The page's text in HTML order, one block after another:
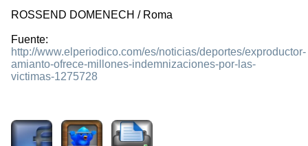
ROSSEND DOMENECH / Roma
Fuente:
http://www.elperiodico.com/es/noticias/deportes/exproductor-
amianto-ofrece-millones-indemnizaciones-por-las-
victimas-1275728